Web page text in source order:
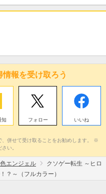
情報を受け取ろう
知 フォロー いいね
併せて受け取ることをお勧めします。 ※
い。
エンジェル
クソゲー転生 ～ヒロ
？～（フルカラー）